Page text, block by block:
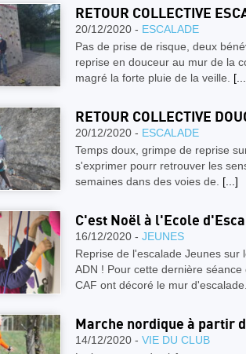
RETOUR COLLECTIVE
20/12/2020 - ESCALADE
Pas de prise de risque, deux
reprise en douceur au mur de la
magré la forte pluie de la veille.
RETOUR COLLECTIVE
20/12/2020 - ESCALADE
Temps doux, grimpe de reprise
s'exprimer pourr retrouver les
semaines dans des voies de. [...]
C'est Noël à l'Ecole
16/12/2020 - JEUNES
Reprise de l'escalade Jeunes sur
ADN ! Pour cette dernière
CAF ont décoré le mur
Marche nordique à partir
14/12/2020 - VIE DU CLUB